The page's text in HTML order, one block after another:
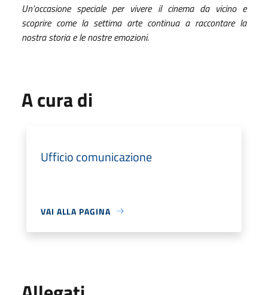
Un’occasione speciale per vivere il cinema da vicino e
scoprire come la settima arte continua a raccontare la
nostra storia e le nostre emozioni.
A cura di
Ufficio comunicazione
VAI ALLA PAGINA